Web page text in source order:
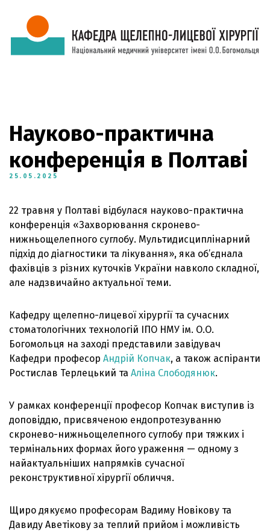
Науково-практична
конференція в Полтаві
25.05.2025
22 травня у Полтаві відбулася науково-практична
конференція «Захворювання скронево-
нижньощелепного суглобу. Мультидисциплінарний
підхід до діагностики та лікування», яка об’єднала
фахівців з різних куточків України навколо складної,
але надзвичайно актуальної теми.
Кафедру щелепно-лицевої хірургії та сучасних
стоматологічних технологій ІПО НМУ ім. О.О.
Богомольця на заході представили завідувач
Кафедри професор Андрій Копчак, а також аспіранти
Ростислав Терлецький та Аліна Слободянюк.
У рамках конференції професор Копчак виступив із
доповіддю, присвяченою ендопротезуванню
скронево-нижньощелепного суглобу при тяжких і
термінальних формах його ураження — одному з
найактуальніших напрямків сучасної
реконструктивної хірургії обличчя.
Щиро дякуємо професорам Вадиму Новікову та
Давиду Аветікову за теплий прийом і можливість